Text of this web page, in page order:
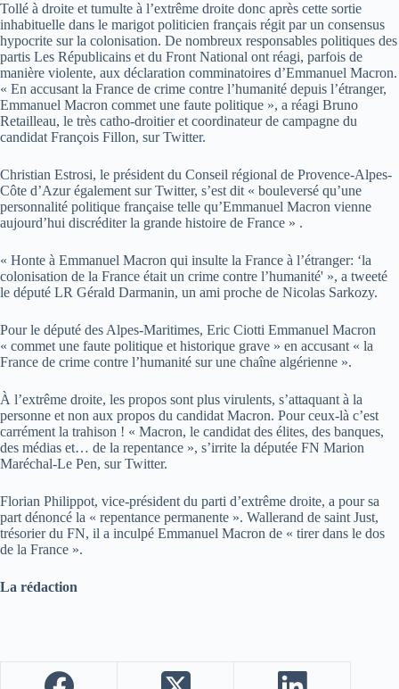
Tollé à droite et tumulte à l’extrême droite donc après cette sortie
inhabituelle dans le marigot politicien français régit par un consensus
hypocrite sur la colonisation. De nombreux responsables politiques des
partis Les Républicains et du Front National ont réagi, parfois de
manière violente, aux déclaration comminatoires d’Emmanuel Macron.
« En accusant la France de crime contre l’humanité depuis l’étranger,
Emmanuel Macron commet une faute politique », a réagi Bruno
Retailleau, le très catho-droitier et coordinateur de campagne du
candidat François Fillon, sur Twitter.
Christian Estrosi, le président du Conseil régional de Provence-Alpes-
Côte d’Azur également sur Twitter, s’est dit « bouleversé qu’une
personnalité politique française telle qu’Emmanuel Macron vienne
aujourd’hui discréditer la grande histoire de France » .
« Honte à Emmanuel Macron qui insulte la France à l’étranger: ‘la
colonisation de la France était un crime contre l’humanité' », a tweeté
le député LR Gérald Darmanin, un ami proche de Nicolas Sarkozy.
Pour le député des Alpes-Maritimes, Eric Ciotti Emmanuel Macron
« commet une faute politique et historique grave » en accusant « la
France de crime contre l’humanité sur une chaîne algérienne ».
À l’extrême droite, les propos sont plus virulents, s’attaquant à la
personne et non aux propos du candidat Macron. Pour ceux-là c’est
carrément la trahison ! « Macron, le candidat des élites, des banques,
des médias et… de la repentance », s’irrite la députée FN Marion
Maréchal-Le Pen, sur Twitter.
Florian Philippot, vice-président du parti d’extrême droite, a pour sa
part dénoncé la « repentance permanente ». Wallerand de saint Just,
trésorier du FN, il a inculpé Emmanuel Macron de « tirer dans le dos
de la France ».
La rédaction